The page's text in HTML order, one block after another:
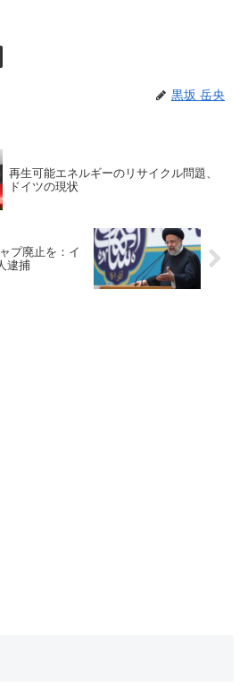
黒坂 岳央
再生可能エネルギーのリサイクル問題、
ドイツの現状
プ廃止を：イ
逮捕